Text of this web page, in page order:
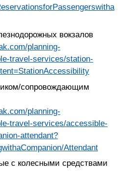
вокзалов
planning-
travel-services/station-
сопровождающим
planning-
travel-services/accessible-
attendant?
Attendant
с колесными средствами